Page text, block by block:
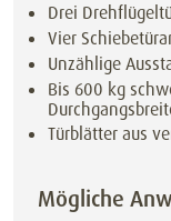
Drei
Vier
Unzählige
Bis 600 kg
Türblätter aus
Mögliche